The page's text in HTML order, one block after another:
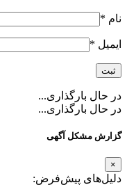
نام *
ایمیل *
در حال بارگذاری...
در حال بارگذاری...
گزارش مشکل آگهی
×
دلیل‌های پیش‌فرض: